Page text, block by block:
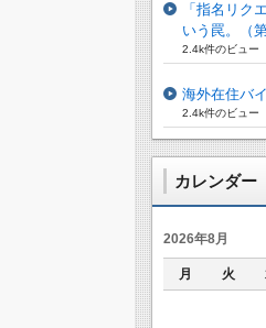
「指名リク
いう罠。（
2.4k件のビュー
海外在住バ
2.4k件のビュー
カレンダー
2026年8月
月 火